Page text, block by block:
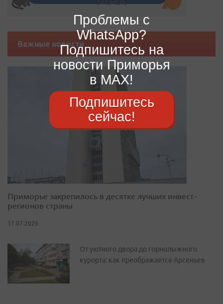
Важные новости
Приморье закрепилось в десятке лучших инвест-
регионов страны
17.07.2026
От уютного двора до горнолыжного
курорта: как преображается Арсеньев
Проблемы с
WhatsApp?
Подпишитесь на
новости Приморья
в MAX!
Подпишитесь
сейчас!